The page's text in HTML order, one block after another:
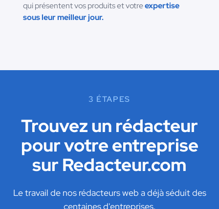
qui présentent vos produits et votreexpertise
sous leur meilleur jour.
3 ÉTAPES
Trouvez un rédacteur
pour votre entreprise
sur Redacteur.com
Le travail de nos rédacteurs web a déjà séduit des
centaines d'entreprises.